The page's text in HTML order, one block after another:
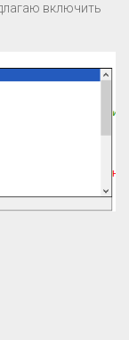
включить